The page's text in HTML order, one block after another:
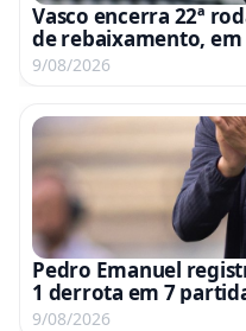
Vasco encerra 22ª
de rebaixamento, em
9/08/2026
Pedro Emanuel
1 derrota em 7
9/08/2026